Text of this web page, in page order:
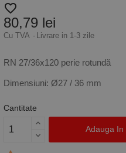
favorite_border
80,79 lei
Cu TVA Livrare in 1-3 zile
RN 27/36x120 perie rotundă
Dimensiuni: Ø27 / 36 mm
Cantitate
Adauga In